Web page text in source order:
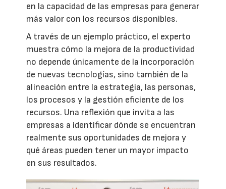
en la capacidad de las empresas para generar
más valor con los recursos disponibles.
A través de un ejemplo práctico, el experto
muestra cómo la mejora de la productividad
no depende únicamente de la incorporación
de nuevas tecnologías, sino también de la
alineación entre la estrategia, las personas,
los procesos y la gestión eficiente de los
recursos. Una reflexión que invita a las
empresas a identificar dónde se encuentran
realmente sus oportunidades de mejora y
qué áreas pueden tener un mayor impacto
en sus resultados.